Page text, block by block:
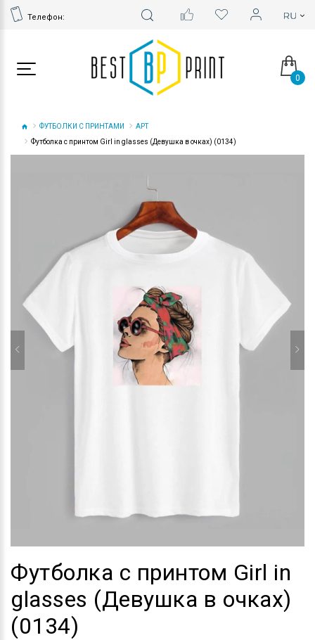
Телефон:
0
ФУТБОЛКИ С ПРИНТАМИ
АРТ
Футболка с принтом Girl in glasses (Девушка в очках) (0134)
Футболка с принтом Girl in
glasses (Девушка в очках)
(0134)